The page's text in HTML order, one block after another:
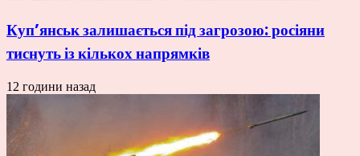
Куп’янськ залишається під загрозою: росіяни
тиснуть із кількох напрямків
12 години назад